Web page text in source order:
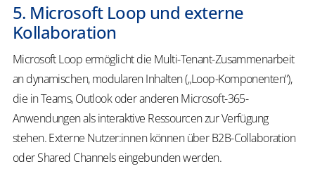
5. Microsoft Loop und externe
Kollaboration
Microsoft Loop ermöglicht die Multi-Tenant-Zusammenarbeit
an dynamischen, modularen Inhalten („Loop-Komponenten“),
die in Teams, Outlook oder anderen Microsoft-365-
Anwendungen als interaktive Ressourcen zur Verfügung
stehen. Externe Nutzer:innen können über B2B-Collaboration
oder Shared Channels eingebunden werden.